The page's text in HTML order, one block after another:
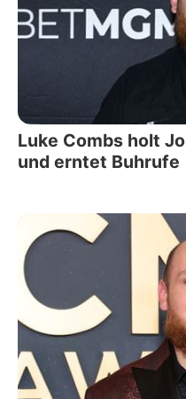
Luke Combs holt
und erntet Buhrufe